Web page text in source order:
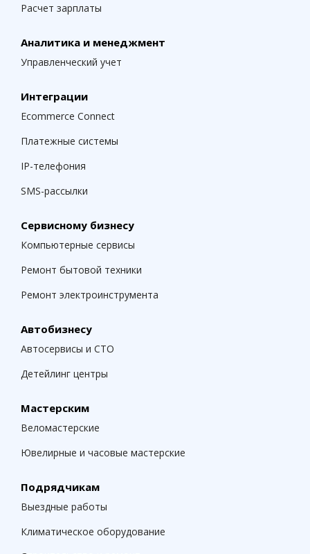
Расчет зарплаты
Аналитика и менеджмент
Управленческий учет
Интеграции
Ecommerce Connect
Платежные системы
IP-телефония
SMS-рассылки
Сервисному бизнесу
Компьютерные сервисы
Ремонт бытовой техники
Ремонт электроинструмента
Автобизнесу
Автосервисы и СТО
Детейлинг центры
Мастерским
Веломастерские
Ювелирные и часовые мастерские
Подрядчикам
Выездные работы
Климатическое оборудование